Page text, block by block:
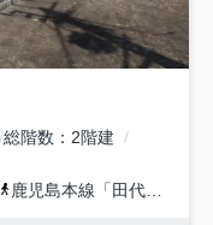
総階数
2階建
鹿児島本線 「 田代」駅 徒